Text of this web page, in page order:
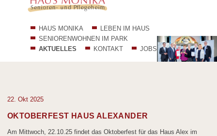
Navigation
überspringen
HAUS MONIKA
LEBEN IM HAUS
SENIORENWOHNEN IM PARK
AKTUELLES
KONTAKT JOBS
22. Okt 2025
OKTOBERFEST HAUS ALEXANDER
Am Mittwoch, 22.10.25 findet das Oktoberfest für das Haus Alex im